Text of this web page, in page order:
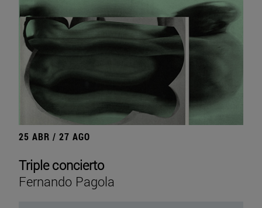
25 ABR / 27 AGO
Triple concierto
Fernando Pagola